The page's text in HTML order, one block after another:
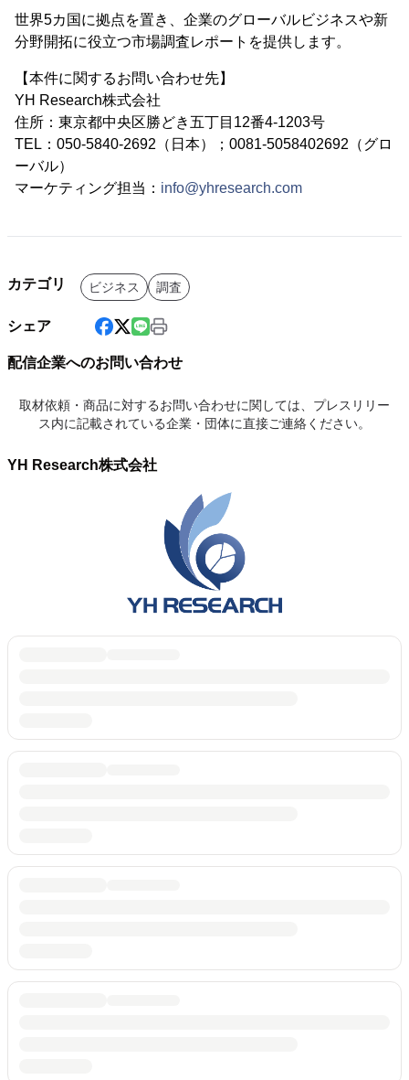
世界5カ国に拠点を置き、企業のグローバルビジネスや新
分野開拓に役立つ市場調査レポートを提供します。
【本件に関するお問い合わせ先】
YH Research株式会社
住所：東京都中央区勝どき五丁目12番4-1203号
TEL：050-5840-2692（日本）；0081-5058402692（グロ
ーバル）
マーケティング担当： info@yhresearch.com
カテゴリ ビジネス 調査
シェア
配信企業へのお問い合わせ
取材依頼・商品に対するお問い合わせに関しては、プレスリリー
ス内に記載されている企業・団体に直接ご連絡ください。
YH Research株式会社